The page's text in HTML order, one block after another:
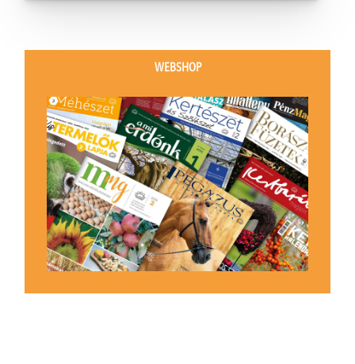
WEBSHOP